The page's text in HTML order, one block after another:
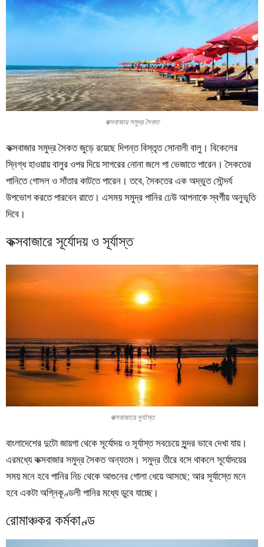
কক্সবাজার সমুদ্র সৈকত
কক্সবাজার সমুদ্র সৈকত জুড়ে রয়েছে দিগন্ত বিস্তৃত সোনালী বালু। বিকেলের
স্নিগ্ধ হাওয়ায় বালুর ওপর দিয়ে সাগরের নোনা জলে পা ভেজাতে পারেন। সৈকতের
পানিতে গোসল ও সাঁতার কাটতে পারেন। তবে, সৈকতের এক অদ্ভুত সৌন্দর্য
উপভোগ করতে পারবেন রাতে। এসময় সমুদ্র পানির ঢেউ আপনাকে স্বর্গীয় অনুভূতি
দিবে।
কক্সবাজারে সূর্যোদয় ও সূর্যাস্ত
কক্সবাজারে সূর্যাস্ত
বাংলাদেশের দুটো জায়গা থেকে সূর্যোদয় ও সূর্যাস্ত সবচেয়ে সুন্দর ভাবে দেখা যায়।
এরমধ্যে কক্সবাজার সমুদ্র সৈকত অন্যতম। সমুদ্র তীরে বসে থাকলে সূর্যোদয়ের
সময় মনে হবে পানির নিচ থেকে আগুনের গোলা ধেয়ে আসছে; আর সূর্যাস্তে মনে
হবে একটা অগ্নিকূণ্ডলী পানির মধ্যে ডুবে যাচ্ছে।
রোমাঞ্চকর কর্মকাণ্ড